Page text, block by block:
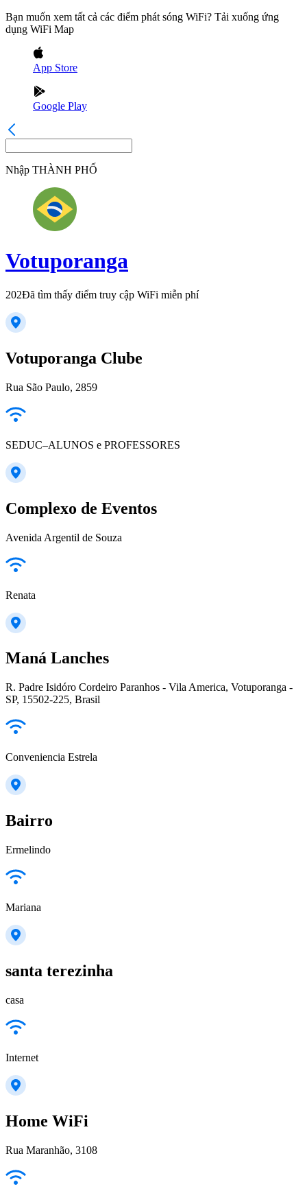
Bạn muốn xem tất cả các điểm phát sóng WiFi? Tải xuống ứng
dụng WiFi Map
App Store
Google Play
Nhập THÀNH PHỐ
Votuporanga
202Đã tìm thấy điểm truy cập WiFi miễn phí
Votuporanga Clube
Rua São Paulo, 2859
SEDUC–ALUNOS e PROFESSORES
Complexo de Eventos
Avenida Argentil de Souza
Renata
Maná Lanches
R. Padre Isidóro Cordeiro Paranhos - Vila America, Votuporanga -
SP, 15502-225, Brasil
Conveniencia Estrela
Bairro
Ermelindo
Mariana
santa terezinha
casa
Internet
Home WiFi
Rua Maranhão, 3108